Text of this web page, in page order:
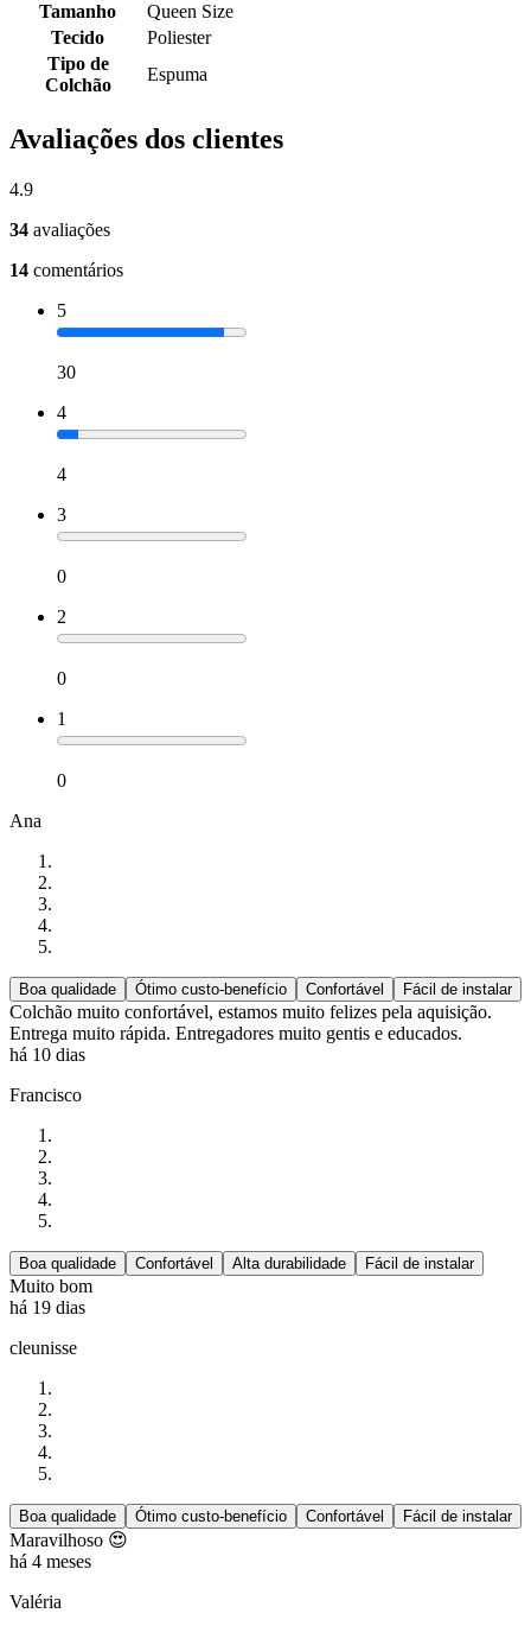
Tamanho
Queen Size
Tecido
Poliester
Tipo de
Colchão
Espuma
Avaliações dos clientes
4.9
34 avaliações
14 comentários
5
30
4
4
3
0
2
0
1
0
Ana
Boa qualidade Ótimo custo-benefício Confortável Fácil de instalar
Colchão muito confortável, estamos muito felizes pela aquisição.
Entrega muito rápida. Entregadores muito gentis e educados.
há 10 dias
Francisco
Boa qualidade Confortável Alta durabilidade Fácil de instalar
Muito bom
há 19 dias
cleunisse
Boa qualidade Ótimo custo-benefício Confortável Fácil de instalar
Maravilhoso 😍
há 4 meses
Valéria